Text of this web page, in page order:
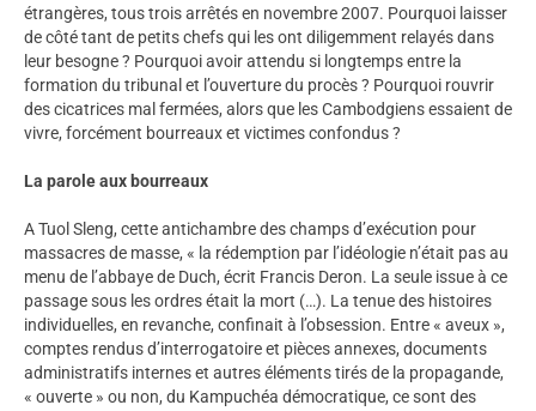
étrangères, tous trois arrêtés en novembre 2007. Pourquoi laisser
de côté tant de petits chefs qui les ont diligemment relayés dans
leur besogne ? Pourquoi avoir attendu si longtemps entre la
formation du tribunal et l’ouverture du procès ? Pourquoi rouvrir
des cicatrices mal fermées, alors que les Cambodgiens essaient de
vivre, forcément bourreaux et victimes confondus ?
La parole aux bourreaux
A Tuol Sleng, cette antichambre des champs d’exécution pour
massacres de masse, « la rédemption par l’idéologie n’était pas au
menu de l’abbaye de Duch, écrit Francis Deron. La seule issue à ce
passage sous les ordres était la mort (…). La tenue des histoires
individuelles, en revanche, confinait à l’obsession. Entre « aveux »,
comptes rendus d’interrogatoire et pièces annexes, documents
administratifs internes et autres éléments tirés de la propagande,
« ouverte » ou non, du Kampuchéa démocratique, ce sont des